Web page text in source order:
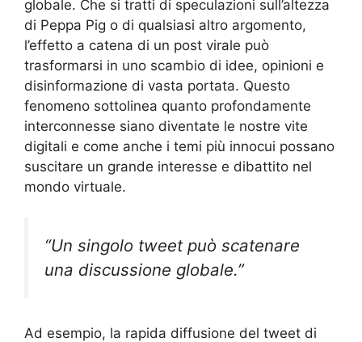
globale. Che si tratti di speculazioni sull’altezza
di Peppa Pig o di qualsiasi altro argomento,
l’effetto a catena di un post virale può
trasformarsi in uno scambio di idee, opinioni e
disinformazione di vasta portata. Questo
fenomeno sottolinea quanto profondamente
interconnesse siano diventate le nostre vite
digitali e come anche i temi più innocui possano
suscitare un grande interesse e dibattito nel
mondo virtuale.
“Un singolo tweet può scatenare
una discussione globale.”
Ad esempio, la rapida diffusione del tweet di